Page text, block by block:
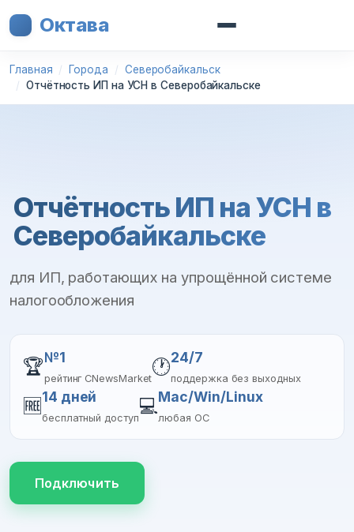
Октава
Главная Города
Северобайкальск
Отчётность ИП на УСН в Северобайкальске
Отчётность ИП на УСН в
Северобайкальске
для ИП, работающих на упрощённой системе
налогообложения
🏆№1
рейтинг CNewsMarket
🕐24/7
поддержка без выходных
🆓14 дней
бесплатный доступ
💻Mac/Win/Linux
любая ОС
Подключить